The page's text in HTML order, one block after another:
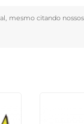
mesmo citando